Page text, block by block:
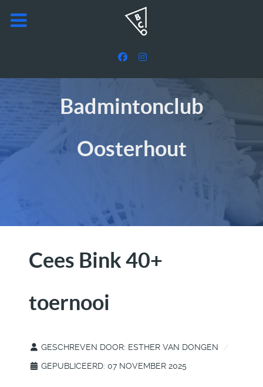
Badmintonclub
Oosterhout
Cees Bink 40+
toernooi
GESCHREVEN DOOR: ESTHER VAN DONGEN
GEPUBLICEERD: 07 NOVEMBER 2025